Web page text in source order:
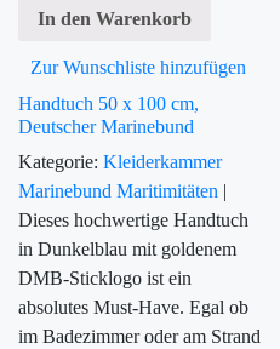
In den Warenkorb
Zur Wunschliste hinzufügen
Handtuch 50 x 100 cm,
Deutscher Marinebund
Kategorie: Kleiderkammer
Marinebund Maritimitäten |
Dieses hochwertige Handtuch
in Dunkelblau mit goldenem
DMB-Sticklogo ist ein
absolutes Must-Have. Egal ob
im Badezimmer oder am Strand